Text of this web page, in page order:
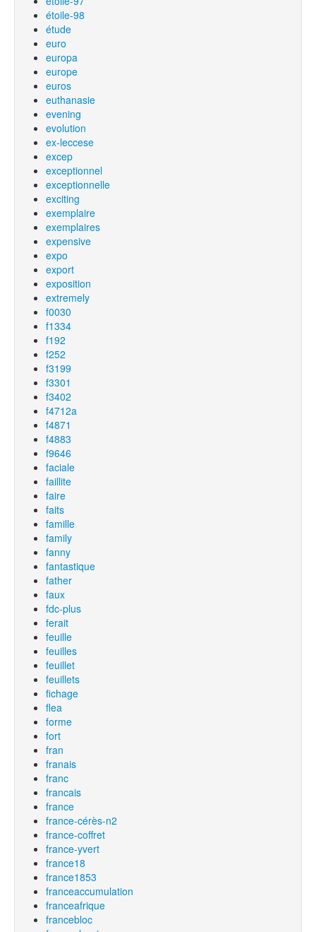
étoile-98
étude
euro
europa
europe
euros
euthanasie
evening
evolution
ex-leccese
excep
exceptionnel
exceptionnelle
exciting
exemplaire
exemplaires
expensive
expo
export
exposition
extremely
f0030
f1334
f192
f252
f3199
f3301
f3402
f4712a
f4871
f4883
f9646
faciale
faillite
faire
faits
famille
family
fanny
fantastique
father
faux
fdc-plus
ferait
feuille
feuilles
feuillet
feuillets
fichage
flea
forme
fort
fran
franais
franc
francais
france
france-cérès-n2
france-coffret
france-yvert
france18
france1853
franceaccumulation
franceafrique
francebloc